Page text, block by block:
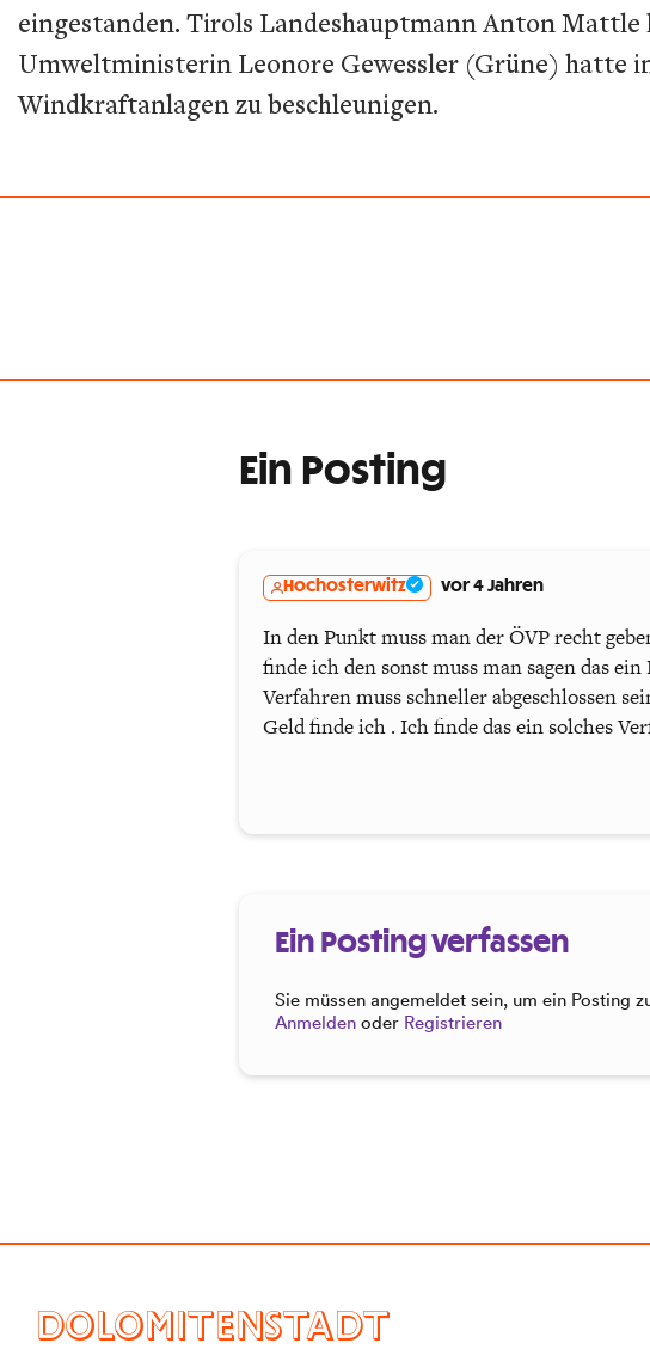
eingestanden. Tirols Landeshauptmann Anton
Umweltministerin Leonore Gewessler (Grüne) hatte
Windkraftanlagen zu beschleunigen.
Ein Posting
Hochosterwitz vor 4 Jahren
In den Punkt muss man der ÖVP recht
finde ich den sonst muss man sagen das
Verfahren muss schneller abgeschlossen
Geld finde ich . Ich finde das ein solches
Ein Posting verfassen
Sie müssen angemeldet sein, um ein Posting
Anmelden oder Registrieren
DOLOMITENSTADT